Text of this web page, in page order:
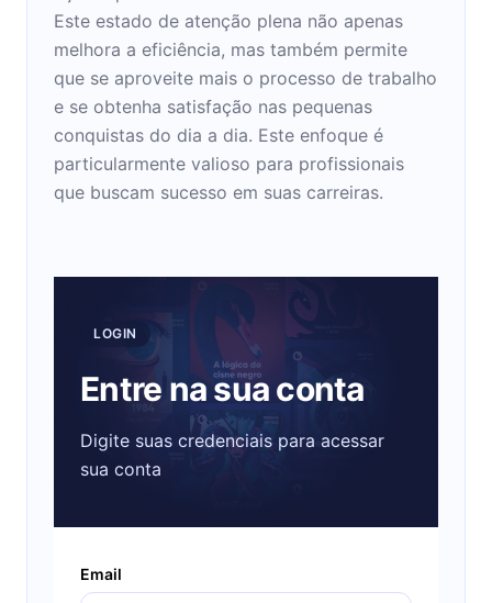
Este estado de atenção plena não apenas
melhora a eficiência, mas também permite
que se aproveite mais o processo de trabalho
e se obtenha satisfação nas pequenas
conquistas do dia a dia. Este enfoque é
particularmente valioso para profissionais
que buscam sucesso em suas carreiras.
LOGIN
Entre na sua conta
Digite suas credenciais para acessar
sua conta
Email